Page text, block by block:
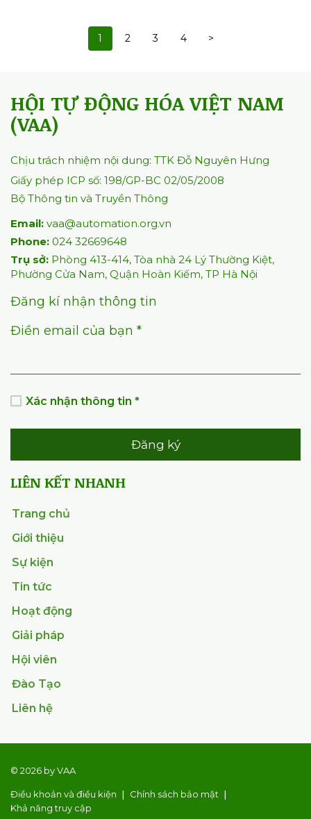
1 2 3 4 >
HỘI TỰ ĐỘNG HÓA VIỆT NAM
(VAA)
Chịu trách nhiệm nội dung: TTK Đỗ Nguyên Hưng
Giấy phép ICP số: 198/GP-BC 02/05/2008
Bộ Thông tin và Truyền Thông
Email: vaa@automation.org.vn
Phone: 024 32669648
Trụ sở: Phòng 413-414, Tòa nhà 24 Lý Thường Kiệt,
Phường Cửa Nam, Quận Hoàn Kiếm, TP Hà Nội
Đăng kí nhận thông tin
Điền email của bạn *
Xác nhận thông tin *
Đăng ký
LIÊN KẾT NHANH
Trang chủ
Giới thiệu
Sự kiện
Tin tức
Hoạt động
Giải pháp
Hội viên
Đào Tạo
Liên hệ
© 2026 by VAA
Điều khoản và điều kiện
Chính sách bảo mật
Khả năng truy cập